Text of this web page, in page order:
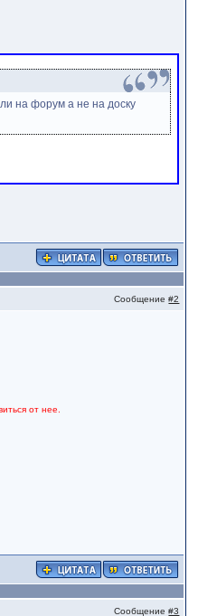
на форум а не на доску
Сообщение#2
от нее.
Сообщение#3